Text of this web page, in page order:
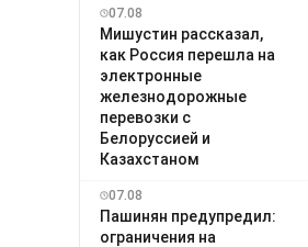
07.08
Мишустин рассказал,
как Россия перешла на
электронные
железнодорожные
перевозки с
Белоруссией и
Казахстаном
07.08
Пашинян предупредил:
ограничения на